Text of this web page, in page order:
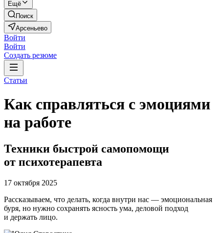
Ещё
Поиск
Арсеньево
Войти
Войти
Создать резюме
Статьи
Как справляться с эмоциями
на работе
Техники быстрой самопомощи
от психотерапевта
17 октября 2025
Рассказываем, что делать, когда внутри нас — эмоциональная
буря, но нужно сохранять ясность ума, деловой подход
и держать лицо.